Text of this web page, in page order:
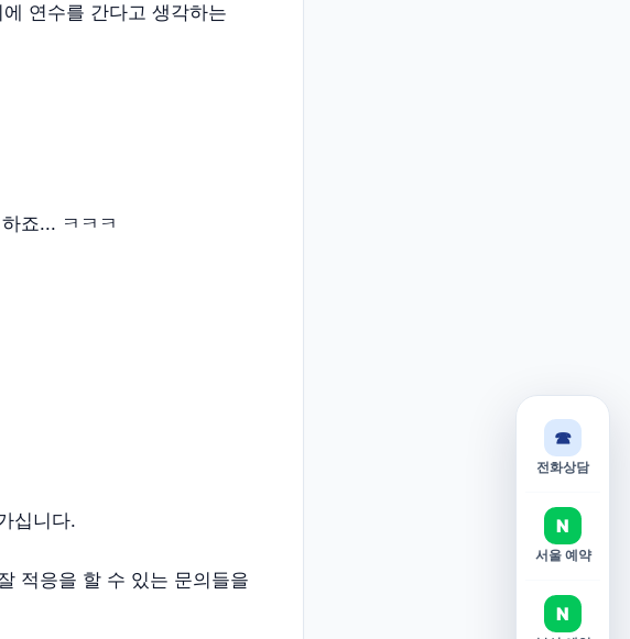
연수를 간다고 생각하는
죠... ㅋㅋㅋ
십니다.
적응을 할 수 있는 문의들을
☎
전화상담
N
서울 예약
N